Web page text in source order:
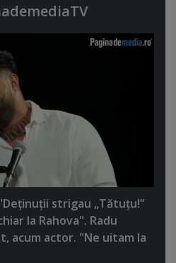
strigau „Tătuţu!”
la Rahova". Radu
acum actor. "Ne uitam la